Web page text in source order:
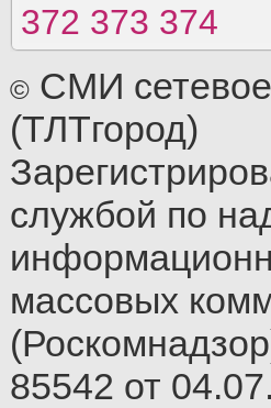
372 373 374
© СМИ
(ТЛТгород)
службой по
массовых
85542 от